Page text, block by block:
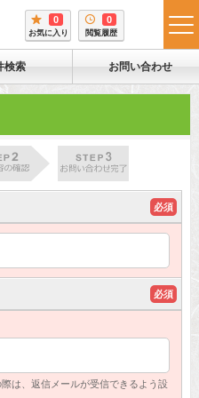
0
お気に入り
0
閲覧履歴
検索 お問い合わせ
必須
必須
は、返信メールが受信できるよう設